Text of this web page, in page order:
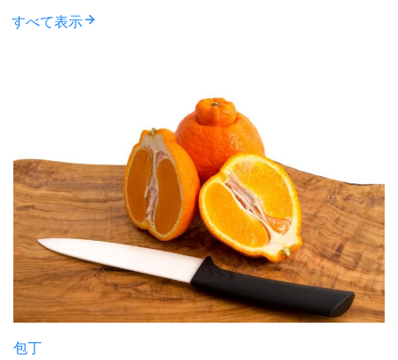
すべて表示
包丁